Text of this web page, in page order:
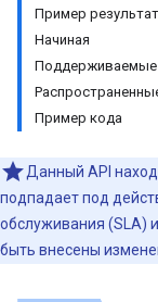
Пример
Начиная
Поддерживаемые
Пример кода
Данный API
подпадает под
обслуживания (SLA)
быть внесены